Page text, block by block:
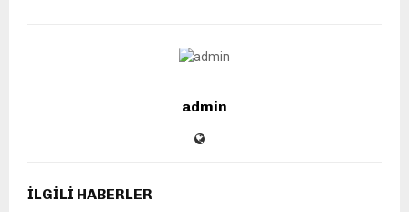
admin
İLGILI HABERLER